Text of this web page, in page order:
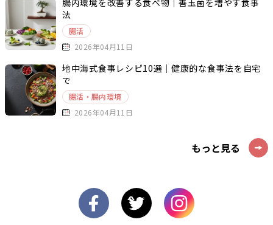
法
腸活
2026年04月11日
地中海式食事レシピ10選｜健康的な食事法を自宅
で
腸活・腸内環境
2026年04月11日
もっと見る